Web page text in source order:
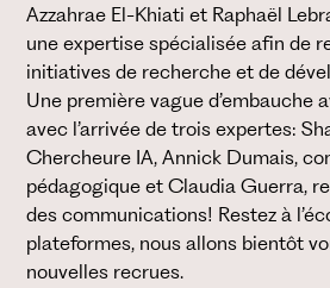
Azzahrae El-Khiati et Raphaël
une expertise spécialisée afin de
initiatives de recherche et de
Une première vague d’embauche
avec l’arrivée de trois expertes:
Chercheure IA, Annick Dumais,
pédagogique et Claudia Guerra,
des communications! Restez à
plateformes, nous allons bientôt
nouvelles recrues.